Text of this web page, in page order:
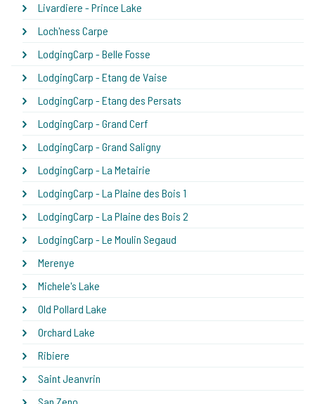
Livardiere - Prince Lake
Loch'ness Carpe
LodgingCarp - Belle Fosse
LodgingCarp - Etang de Vaise
LodgingCarp - Etang des Persats
LodgingCarp - Grand Cerf
LodgingCarp - Grand Saligny
LodgingCarp - La Metairie
LodgingCarp - La Plaine des Bois 1
LodgingCarp - La Plaine des Bois 2
LodgingCarp - Le Moulin Segaud
Merenye
Michele's Lake
Old Pollard Lake
Orchard Lake
Ribiere
Saint Jeanvrin